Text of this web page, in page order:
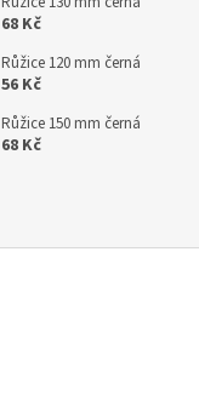
68 Kč
Růžice 120 mm černá
56 Kč
Růžice 150 mm černá
68 Kč